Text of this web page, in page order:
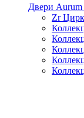
Двери Aurum
Zr